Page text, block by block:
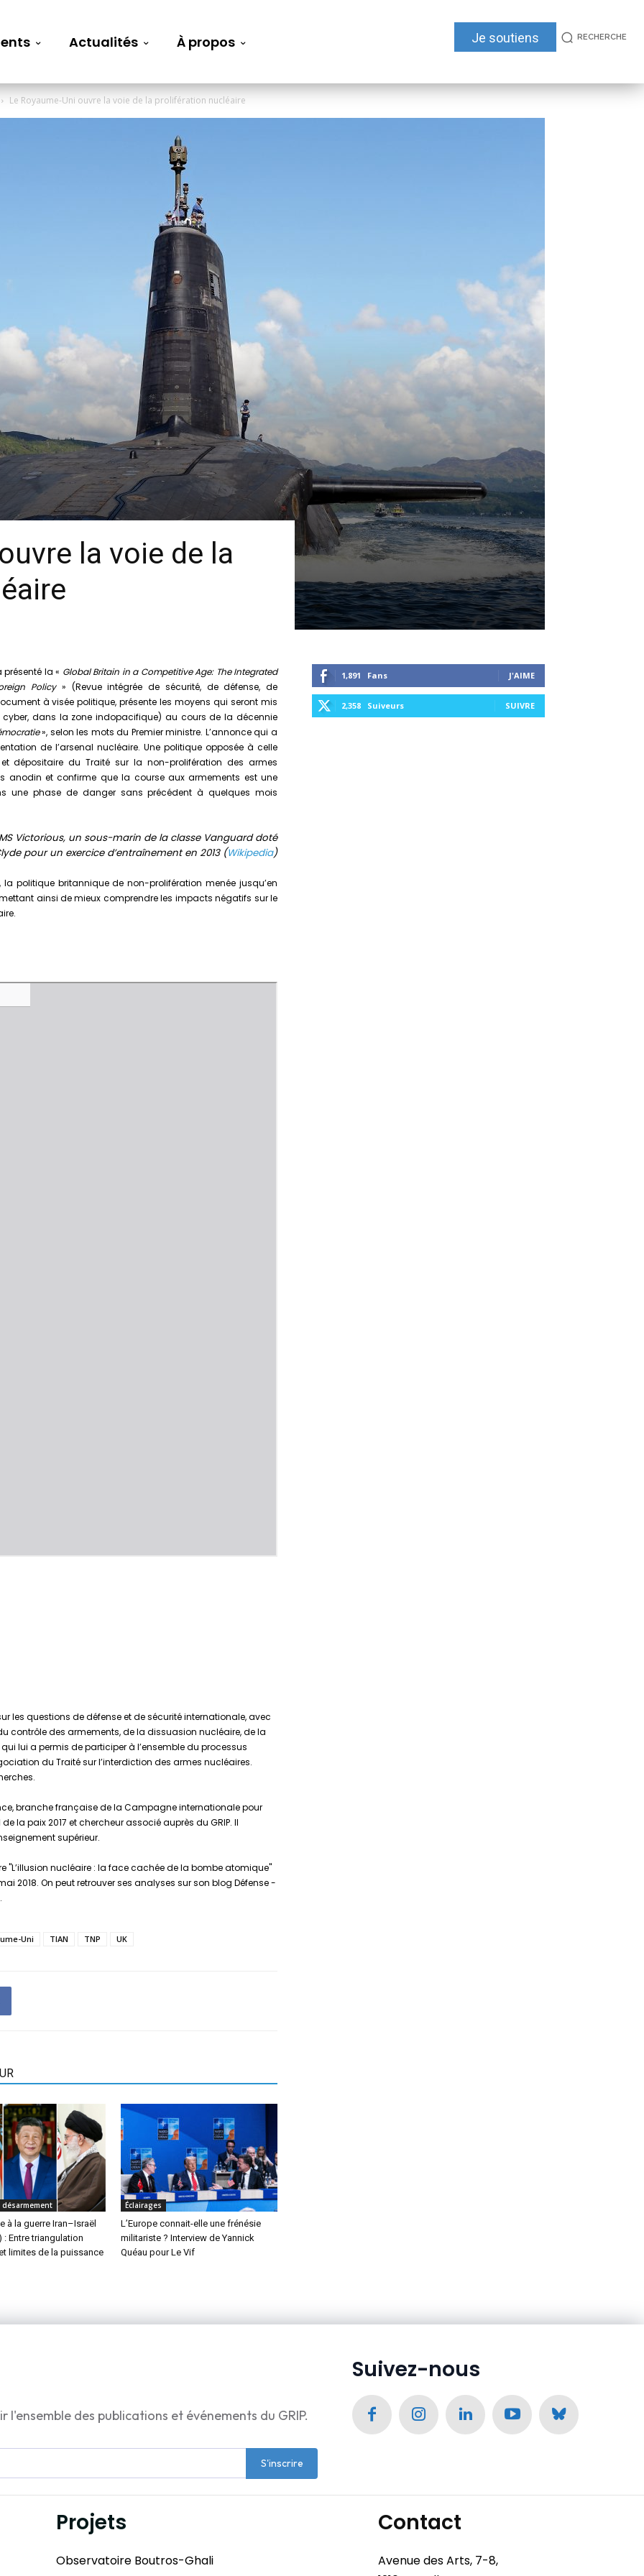
Actualités À propos Je soutiens RECHERCHE
Le Royaume-Uni ouvre la voie de la prolifération nucléaire
la voie de la
présenté la « Global Britain in a Competitive Age: The Integrated
Policy» (Revue intégrée de sécurité, de défense, de
à visée politique, présente les moyens qui seront mis
dans la zone indopacifique) au cours de la décennie
», selon les mots du Premier ministre. L’annonce qui a
de l’arsenal nucléaire. Une politique opposée à celle
dépositaire du Traité sur la non-prolifération des armes
anodin et confirme que la course aux armements est une
une phase de danger sans précédent à quelques mois
Victorious, un sous-marin de la classe Vanguard doté
pour un exercice d’entraînement en 2013 (Wikipedia)
politique britannique de non-prolifération menée jusqu’en
ainsi de mieux comprendre les impacts négatifs sur le
les questions de défense et de sécurité internationale, avec
contrôle des armements, de la dissuasion nucléaire, de la
lui a permis de participer à l’ensemble du processus
du Traité sur l’interdiction des armes nucléaires.
branche française de la Campagne internationale pour
la paix 2017 et chercheur associé auprès du GRIP. Il
supérieur.
"L’illusion nucléaire : la face cachée de la bombe atomique"
2018. On peut retrouver ses analyses sur son blog Défense -
Uni TIAN TNP UK
à la guerre Iran–Israël
: Entre triangulation
limites de la puissance
Éclairages
L’Europe connait-elle une frénésie
militariste ? Interview de Yannick
Quéau pour Le Vif
1,891 Fans J'AIME
2,358 Suiveurs SUIVRE
des publications et événements du GRIP.
S'inscrire
Suivez-nous
Projets
Observatoire Boutros-Ghali
Contact
Avenue des Arts, 7-8,